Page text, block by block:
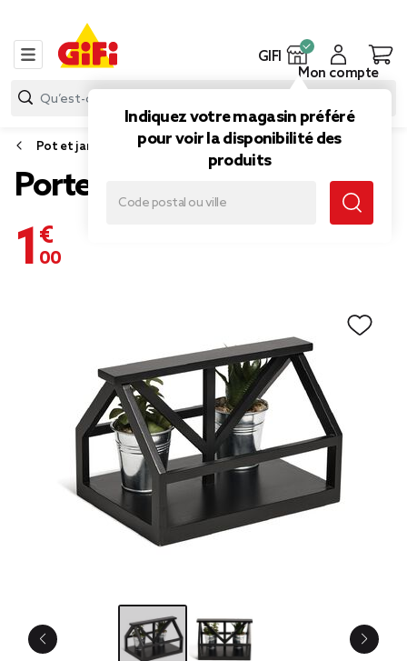
GIFI
Indiquez votre magasin préféré
pour voir la disponibilité des
produits
Mon compte
Pot et jardinière
Porte-plantes noir
1,00 €